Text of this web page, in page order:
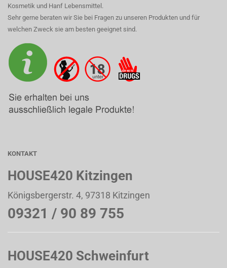
Kosmetik und Hanf Lebensmittel.
Sehr gerne beraten wir Sie bei Fragen zu unseren Produkten und für
welchen Zweck sie am besten geeignet sind.
KONTAKT
HOUSE420 Kitzingen
Königsbergerstr. 4, 97318 Kitzingen
09321 / 90 89 755
HOUSE420 Schweinfurt